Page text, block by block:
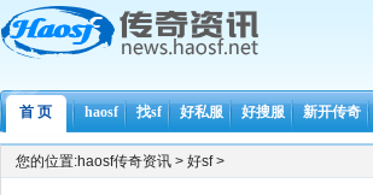
首 页 haosf 找sf 好私服 好搜服 新开传奇
您的位置:haosf传奇资讯 > 好sf>